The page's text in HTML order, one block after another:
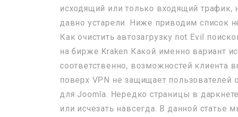
исходящий или только входящий трафик,
давно устарели. Ниже приводим список
Как очистить автозагрузку not Evil
на бирже Kraken Какой именно вариант
соответственно, возможностей клиента
поверх VPN не защищает пользователей
для Joomla. Нередко страницы в
или исчезать навсегда. В данной статье